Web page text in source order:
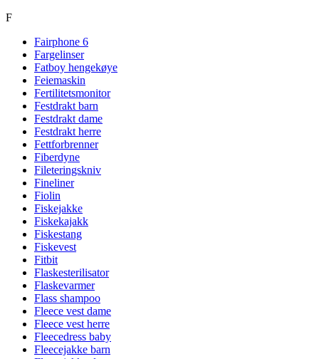
F
Fairphone 6
Fargelinser
Fatboy hengekøye
Feiemaskin
Fertilitetsmonitor
Festdrakt barn
Festdrakt dame
Festdrakt herre
Fettforbrenner
Fiberdyne
Fileteringskniv
Fineliner
Fiolin
Fiskejakke
Fiskekajakk
Fiskestang
Fiskevest
Fitbit
Flaskesterilisator
Flaskevarmer
Flass shampoo
Fleece vest dame
Fleece vest herre
Fleecedress baby
Fleecejakke barn